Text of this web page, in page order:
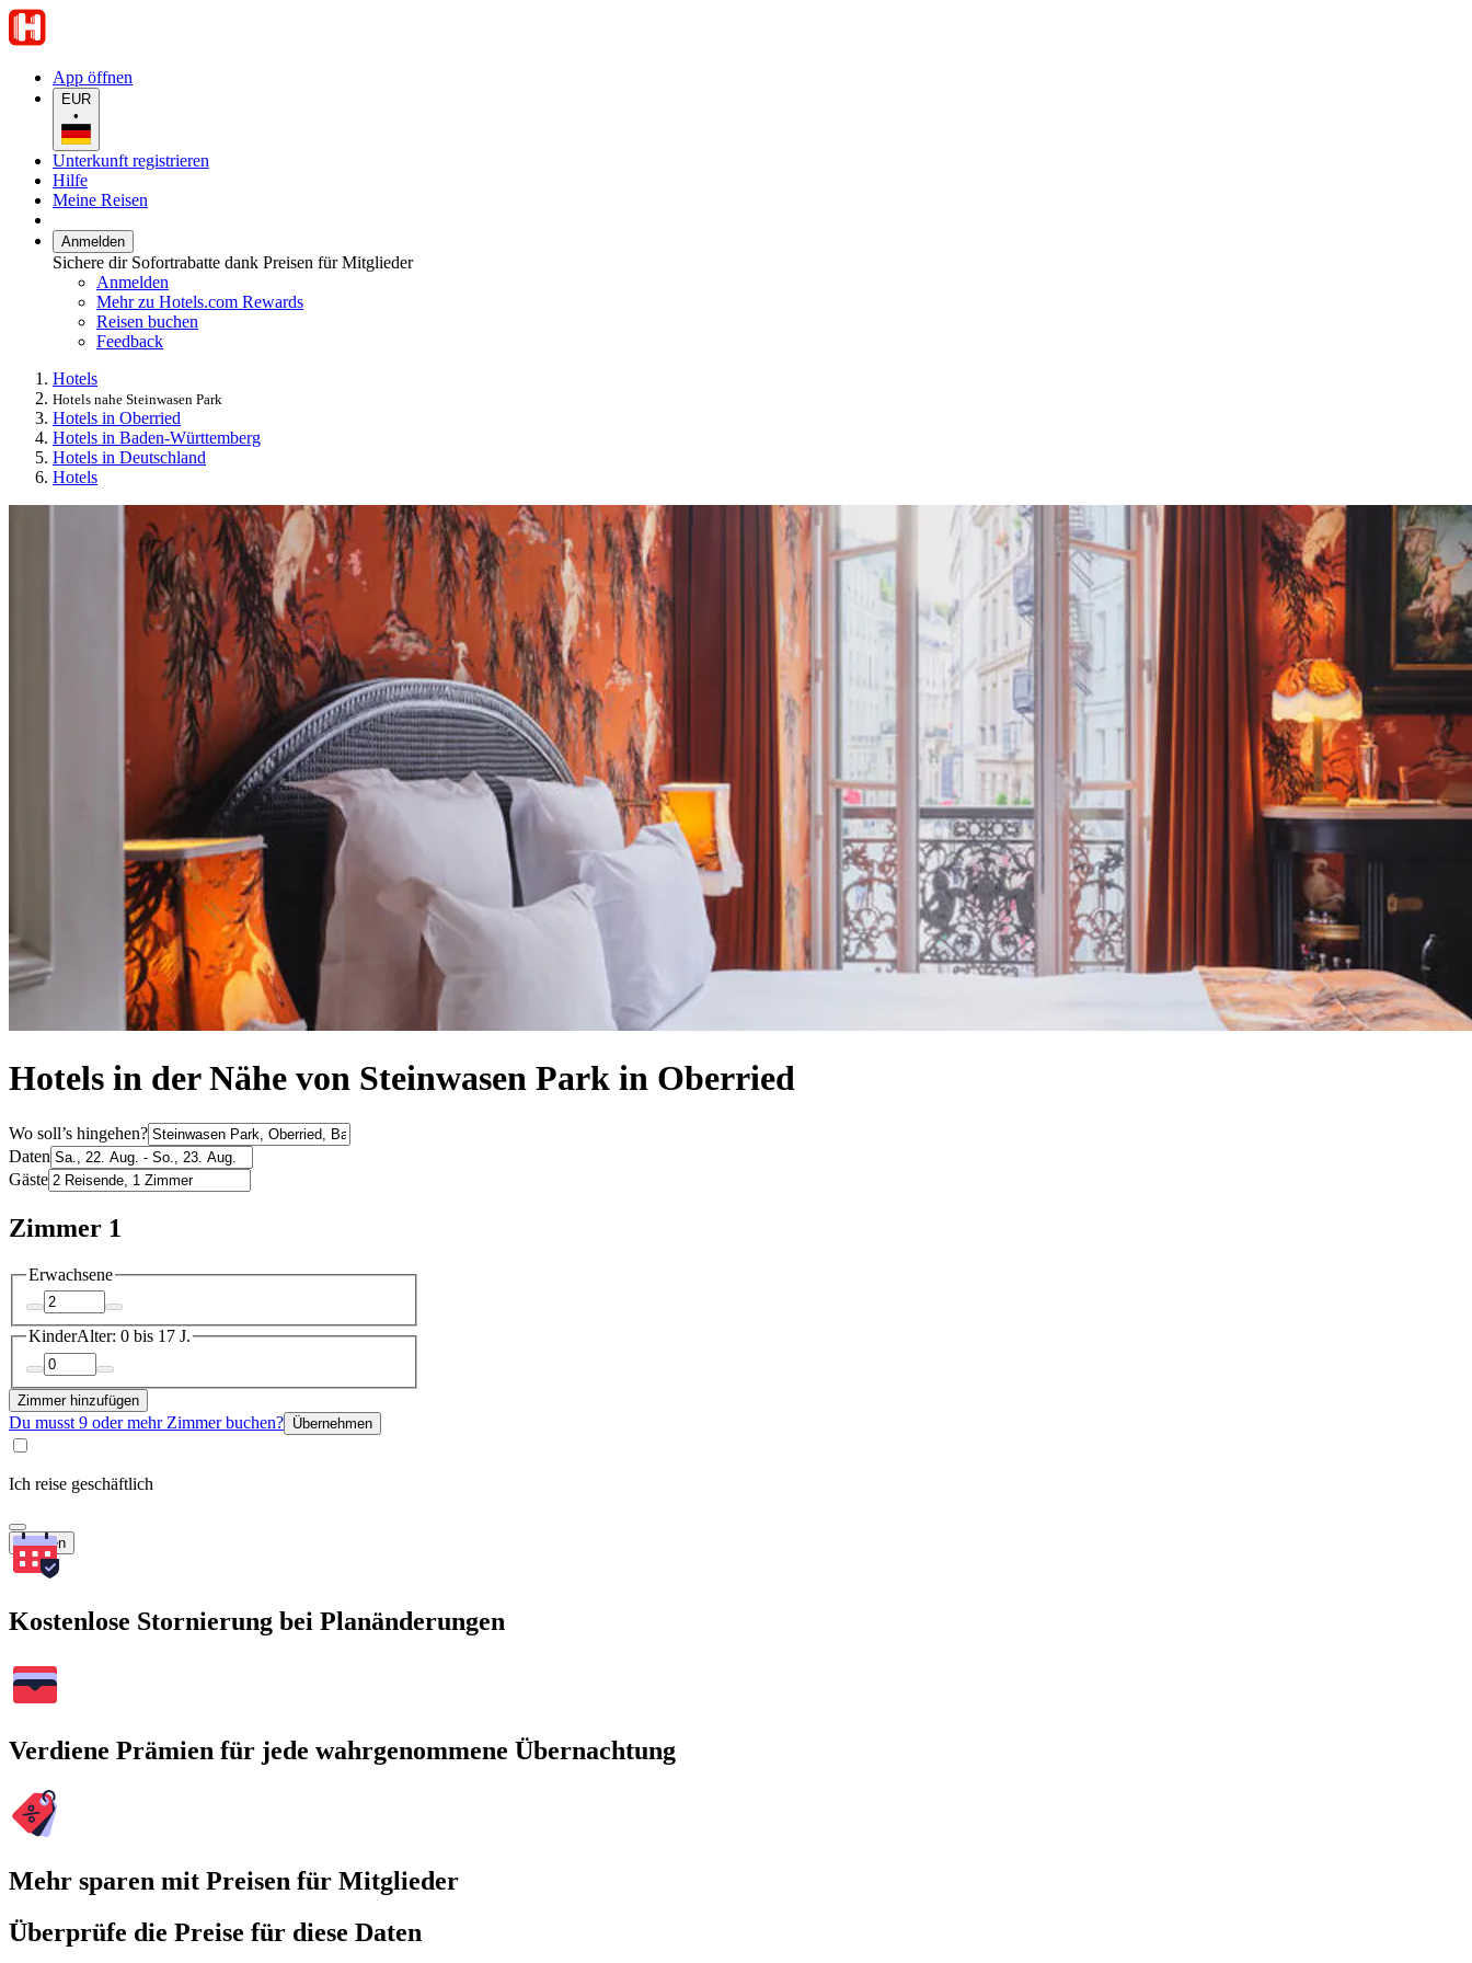
App öffnen
EUR
•
Unterkunft registrieren
Hilfe
Meine Reisen
Anmelden
Sichere dir Sofortrabatte dank Preisen für Mitglieder
Anmelden
Mehr zu Hotels.com Rewards
Reisen buchen
Feedback
Hotels
Hotels nahe Steinwasen Park
Hotels in Oberried
Hotels in Baden-Württemberg
Hotels in Deutschland
Hotels
Hotels in der Nähe von Steinwasen Park in Oberried
Wo soll’s hingehen?
Daten
Gäste
Zimmer 1
Erwachsene
KinderAlter: 0 bis 17 J.
Zimmer hinzufügen
Du musst 9 oder mehr Zimmer buchen? Übernehmen
Ich reise geschäftlich
Suchen
Kostenlose Stornierung bei Planänderungen
Verdiene Prämien für jede wahrgenommene Übernachtung
Mehr sparen mit Preisen für Mitglieder
Überprüfe die Preise für diese Daten